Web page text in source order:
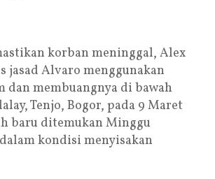
korban meninggal, Alex
jasad Alvaro menggunakan
membuangnya di bawah
Tenjo, Bogor, pada 9 Maret
baru ditemukan Minggu
kondisi menyisakan